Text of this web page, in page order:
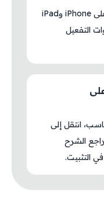
لا، المتجر موجه لتثبيت التطبيقات على iPhone وiPad
التفعيل
انتقل إلى
الشرح
التثبيت.